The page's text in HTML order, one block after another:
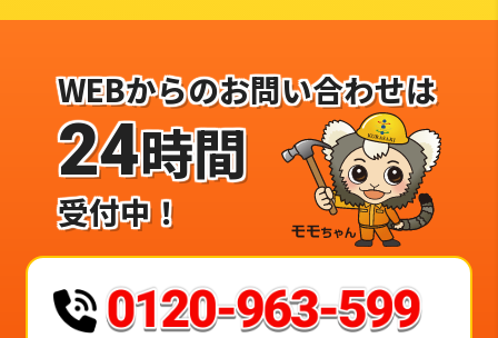
WEBからのお問い合わせは
24時間
受付中！